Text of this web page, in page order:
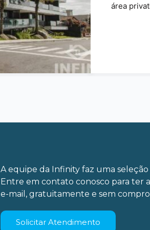
área
A equipe da Infinity faz uma seleção
Entre em contato conosco para ter
e-mail, gratuitamente e sem
Solicitar Atendimento